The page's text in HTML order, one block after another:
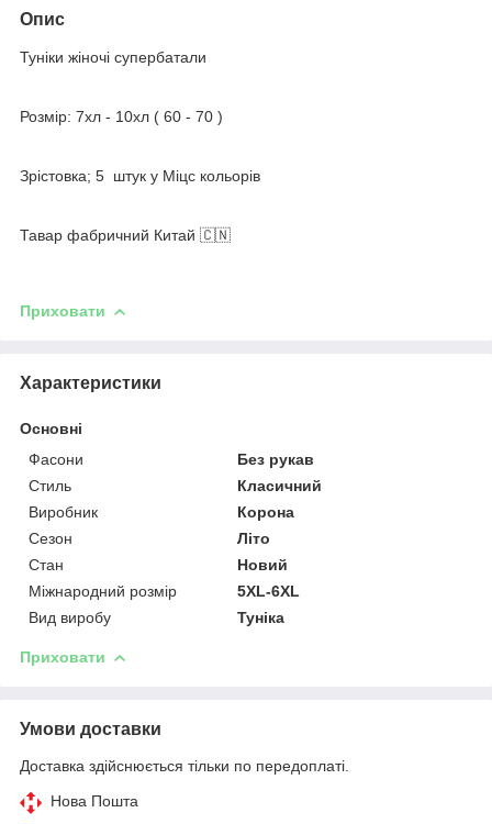
Опис
Туніки жіночі супербатали
Розмір: 7хл - 10хл ( 60 - 70 )
Зрістовка; 5 штук у Міцс кольорів
Тавар фабричний Китай 🇨🇳
Приховати
Характеристики
Основні
Фасони
Без рукав
Стиль
Класичний
Виробник
Корона
Сезон
Літо
Стан
Новий
Міжнародний розмір
5XL-6XL
Вид виробу
Туніка
Приховати
Умови доставки
Доставка здійснюється тільки по передоплаті.
Нова Пошта